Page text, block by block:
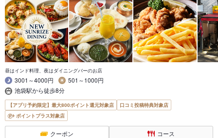
昼はインド料理、夜はダイニングバーのお店
3001～4000円
501～1000円
池袋駅から徒歩8分
【アプリ予約限定】最大800ポイント還元対象店
口コミ投稿特典対象店
ポイントプラス対象店
クーポン コース